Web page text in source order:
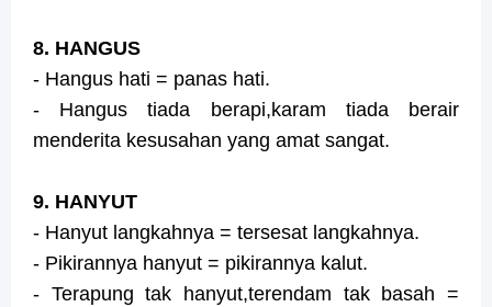
8. HANGUS
- Hangus hati = panas hati.
- Hangus tiada berapi,karam tiada berair
menderita kesusahan yang amat sangat.
9. HANYUT
- Hanyut langkahnya = tersesat langkahnya.
- Pikirannya hanyut = pikirannya kalut.
- Terapung tak hanyut,terendam tak basah =